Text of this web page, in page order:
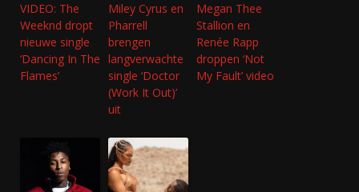
VIDEO: The
Weeknd dropt
nieuwe single
‘Dancing In The
Flames’
Miley Cyrus en
Pharrell
brengen
langverwachte
single ‘Doctor
(Work It Out)’
uit
Megan Thee
Stallion en
Renée Rapp
droppen ‘Not
My Fault’ video